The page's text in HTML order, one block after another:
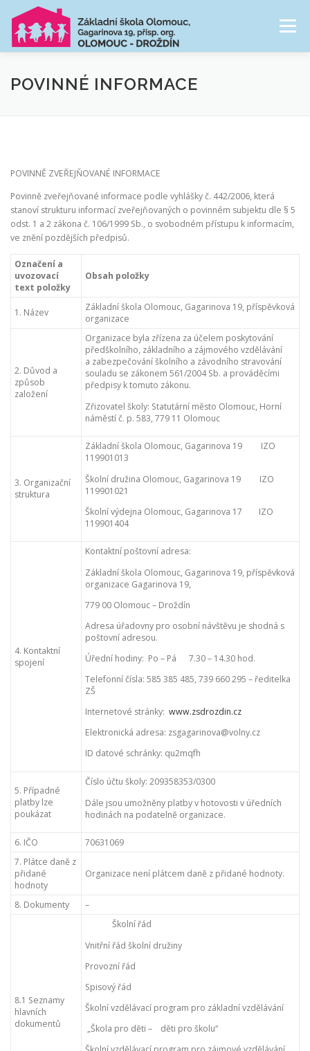
Přeskočit
obsah
Menu
NAŠE ŠKOLA ŠKOLNÍ DRUŽINA
PRO RODIČE
POVINNÉ INFORMACE
POVINNĚ ZVEŘEJŇOVANÉ INFORMACE
Povinně zveřejňované informace podle vyhlášky č. 442/2006, která
stanoví strukturu informací zveřejňovaných o povinném subjektu dle § 5
odst. 1 a 2 zákona č. 106/1999 Sb., o svobodném přístupu k informacím,
ve znění pozdějších předpisů.
Označení a
uvozovací
text položky
Obsah položky
1. Název
Základní škola Olomouc, Gagarinova 19, příspěvková
organizace
2. Důvod a
způsob
založení
Organizace byla zřízena za účelem poskytování
předškolního, základního a zájmového vzdělávání
a zabezpečování školního a závodního stravování
souladu se zákonem 561/2004 Sb. a prováděcími
předpisy k tomuto zákonu.
Zřizovatel školy: Statutární město Olomouc, Horní
náměstí č. p. 583, 779 11 Olomouc
3. Organizační
struktura
Základní škola Olomouc, Gagarinova 19 IZO
119901013
Školní družina Olomouc, Gagarinova 19 IZO
119901021
Školní výdejna Olomouc, Gagarinova 17 IZO
119901404
4. Kontaktní
spojení
Kontaktní poštovní adresa:
Základní škola Olomouc, Gagarinova 19, příspěvková
organizace Gagarinova 19,
779 00 Olomouc – Droždín
Adresa úřadovny pro osobní návštěvu je shodná s
poštovní adresou.
Úřední hodiny: Po – Pá 7.30 – 14.30 hod.
Telefonní čísla: 585 385 485, 739 660 295 – ředitelka
ZŠ
Internetové stránky: www.zsdrozdin.cz
Elektronická adresa: zsgagarinova@volny.cz
ID datové schránky: qu2mqfh
5. Případné
platby lze
poukázat
Číslo účtu školy: 209358353/0300
Dále jsou umožněny platby v hotovosti v úředních
hodinách na podatelně organizace.
6. IČO
70631069
7. Plátce daně z
přidané
hodnoty
Organizace není plátcem daně z přidané hodnoty.
8. Dokumenty –
8.1 Seznamy
hlavních
dokumentů
Školní řád
Vnitřní řád školní družiny
Provozní řád
Spisový řád
Školní vzdělávací program pro základní vzdělávání
„Škola pro děti – děti pro školu“